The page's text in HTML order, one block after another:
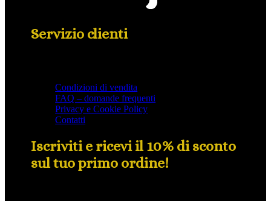
Servizio clienti
Condizioni di vendita
FAQ – domande frequenti
Privacy e Cookie Policy
Contatti
Iscriviti e ricevi il 10% di sconto
sul tuo primo ordine!